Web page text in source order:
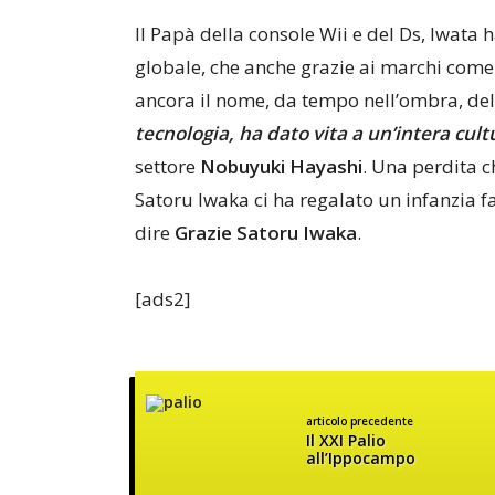
Il Papà della console Wii e del Ds,
globale, che anche grazie ai marchi
ancora il nome, da tempo nell’ombra,
tecnologia, ha dato vita a un’intera
settore Nobuyuki Hayashi. Una perdita
Satoru Iwaka ci ha regalato un infanzia
dire Grazie Satoru Iwaka.
[ads2]
articolo precedente
Il XXI Palio
all’Ippocampo